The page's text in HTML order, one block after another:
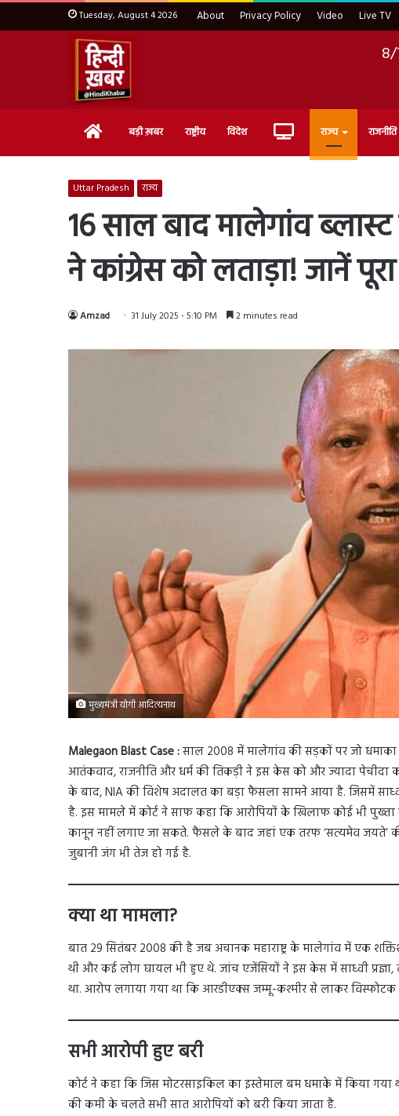
Tuesday, August 4 2026 About Privacy Policy Video Live TV
Home बड़ी ख़बर राष्ट्रीय विदेश Live राज्य राजनीति
Uttar Pradesh राज्य
16 साल बाद मालेगांव
ने कांग्रेस को लताड़ा! जानें
Amzad 31 July 2025 - 5:10 PM 2 minutes read
मुख्यमंत्री योगी आदित्यनाथ
Malegaon Blast Case :साल 2008 में मालेगांव की सड़कों पर जो
आतंकवाद, राजनीति और धर्म की तिकड़ी ने इस केस को और ज्यादा
के बाद, NIA की विशेष अदालत का बड़ा फैसला सामने आया है. जिसमें
है. इस मामले में कोर्ट ने साफ कहा कि आरोपियों के खिलाफ कोई भी
कानून नहीं लगाए जा सकते. फैसले के बाद जहां एक तरफ ‘सत्यमेव जयते’
जुबानी जंग भी तेज हो गई है.
क्या था मामला?
बात 29 सितंबर 2008 की है जब अचानक महाराष्ट्र के मालेगांव में एक
थी और कई लोग घायल भी हुए थे. जांच एजेंसियों ने इस केस में साध्वी प्रज्ञा,
था. आरोप लगाया गया था कि आरडीएक्स जम्मू-कश्मीर से लाकर
सभी आरोपी हुए बरी
कोर्ट ने कहा कि जिस मोटरसाइकिल का इस्तेमाल बम धमाके में किया गया
की कमी के चलते सभी सात आरोपियों को बरी किया जाता है.